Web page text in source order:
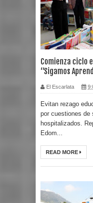
Comienza ciclo
“Sigamos
El Escarlata
Evitan rezago
por cuestiones de
hospitalizados.
Edom...
READ MORE